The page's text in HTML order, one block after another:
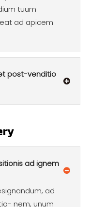
tuum
ad apicem
post-venditio
ad ignem
ad
nem, unum